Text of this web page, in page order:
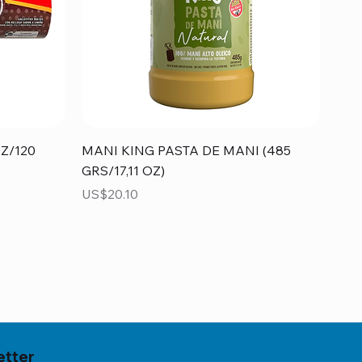
120 Vista rápida
MANI KING PASTA DE MANI (485
GRS/17,11 OZ)
Precio
US$20.10